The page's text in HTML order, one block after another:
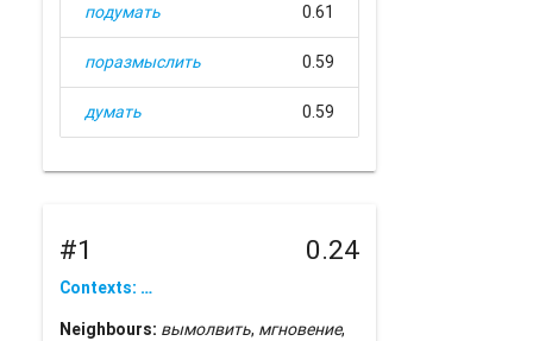
подумать 0.61
поразмыслить 0.59
думать 0.59
#1 0.24
Contexts: …
Neighbours: вымолвить, мгновение,